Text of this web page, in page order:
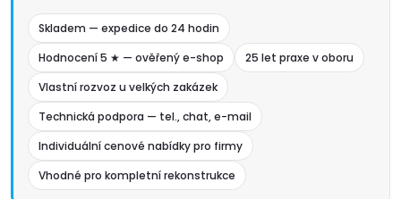
Skladem — expedice do 24 hodin
Hodnocení 5 ★ — ověřený e-shop
25 let praxe v oboru
Vlastní rozvoz u velkých zakázek
Technická podpora — tel., chat, e-mail
Individuální cenové nabídky pro firmy
Vhodné pro kompletní rekonstrukce